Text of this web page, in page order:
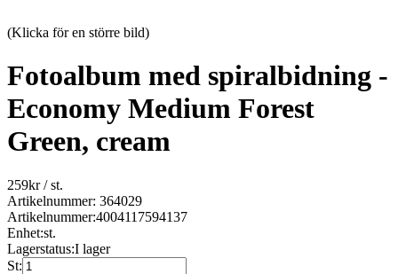
(Klicka för en större bild)
Fotoalbum med spiralbidning -
Economy Medium Forest
Green, cream
259kr/ st.
Artikelnummer: 364029
Artikelnummer:4004117594137
Enhet:st.
Lagerstatus:I lager
St: